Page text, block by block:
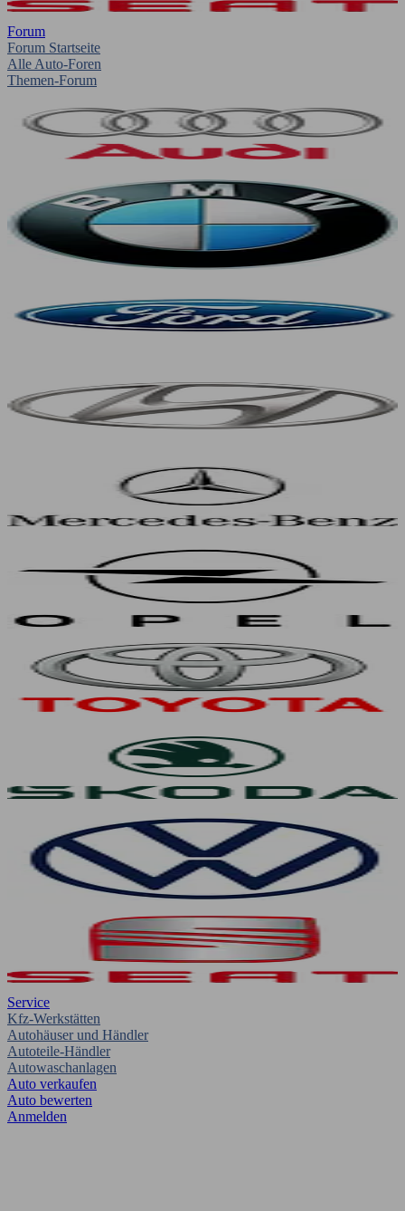
Forum
Forum Startseite
Alle Auto-Foren
Themen-Forum
Service
Kfz-Werkstätten
Autohäuser und Händler
Autoteile-Händler
Autowaschanlagen
Auto verkaufen
Auto bewerten
Anmelden